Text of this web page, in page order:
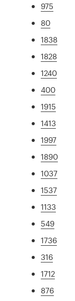
975
80
1838
1828
1240
400
1915
1413
1997
1890
1037
1537
1133
549
1736
316
1712
876